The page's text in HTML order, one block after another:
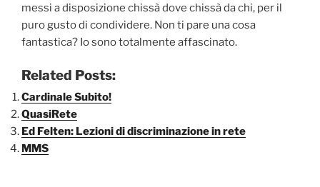
messi a disposizione chissà dove chissà da chi, per il
puro gusto di condividere. Non ti pare una cosa
fantastica? Io sono totalmente affascinato.
Related Posts:
Cardinale Subito!
QuasiRete
Ed Felten: Lezioni di discriminazione in rete
MMS